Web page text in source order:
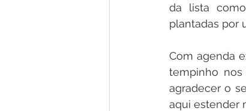
da lista
plantadas por
Com agenda
tempinho nos
agradecer o
aqui estender